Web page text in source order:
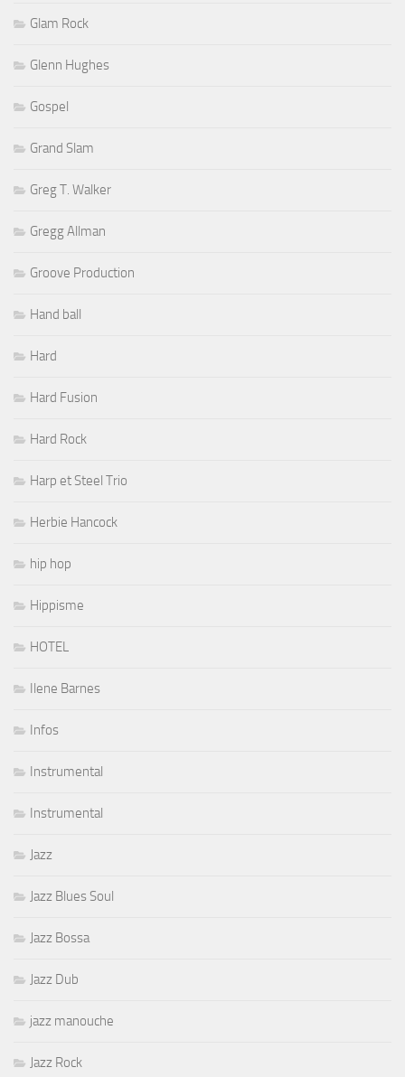
Glam Rock
Glenn Hughes
Gospel
Grand Slam
Greg T. Walker
Gregg Allman
Groove Production
Hand ball
Hard
Hard Fusion
Hard Rock
Harp et Steel Trio
Herbie Hancock
hip hop
Hippisme
HOTEL
Ilene Barnes
Infos
Instrumental
Instrumental
Jazz
Jazz Blues Soul
Jazz Bossa
Jazz Dub
jazz manouche
Jazz Rock